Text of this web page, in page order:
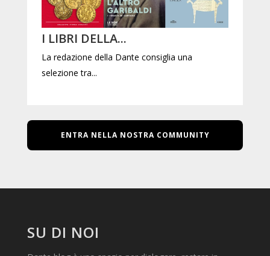
I LIBRI DELLA...
La redazione della Dante consiglia una
selezione tra...
ENTRA NELLA NOSTRA COMMUNITY
SU DI NOI